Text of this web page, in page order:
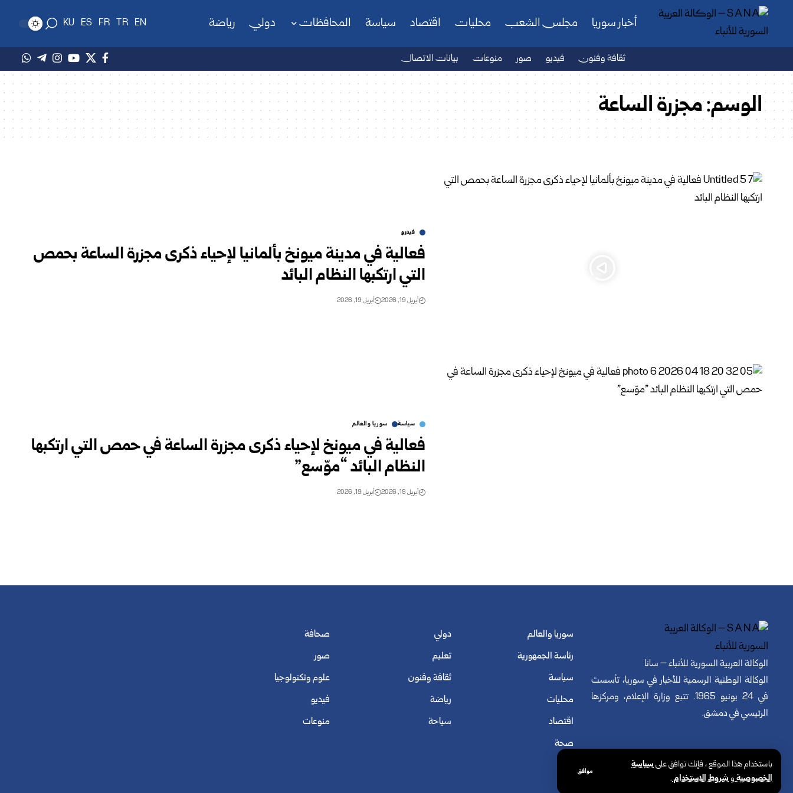
باستخدام هذا الموقع ، فإنك توافق علىسياسة
الخصوصيةوشروط الاستخدام.
موافق
أخبار سوريا مجلس الشعب محليات اقتصاد سياسة المحافظات دولي رياضة EN
TR
FR
ES
KU
ثقافة وفنون فيديو صور منوعات بيانات الاتصال
الوسم:مجزرة الساعة
فيديو
فعالية في مدينة ميونخ بألمانيا لإحياء ذكرى مجزرة الساعة بحمص
التي ارتكبها النظام البائد
أبريل 19, 2026 أبريل 19, 2026
سياسة سوريا والعالم
فعالية في ميونخ لإحياء ذكرى مجزرة الساعة في حمص التي ارتكبها
النظام البائد “موّسع”
أبريل 18, 2026 أبريل 19, 2026
الوكالة العربية السورية للأنباء – سانا
الوكالة الوطنية الرسمية للأخبار في سوريا، تأسست
في 24 يونيو 1965. تتبع وزارة الإعلام، ومركزها
الرئيسي في دمشق.
سوريا والعالم
رئاسة الجمهورية
سياسة
محليات
اقتصاد
صحة
دولي
تعليم
ثقافة وفنون
رياضة
سياحة
صحافة
صور
علوم وتكنولوجيا
فيديو
منوعات